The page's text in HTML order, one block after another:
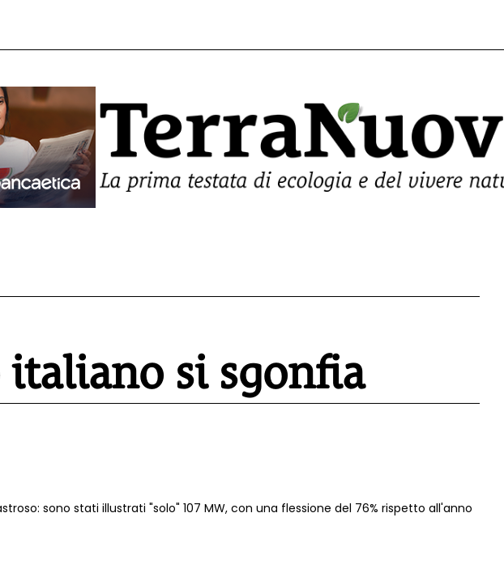
italiano si sgonfia
sono stati illustrati "solo" 107 MW, con una flessione del 76% rispetto all'anno